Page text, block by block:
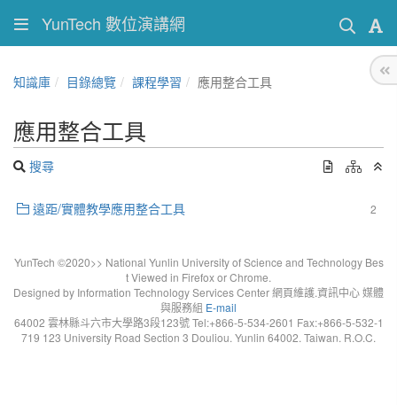
YunTech 數位演講網
知識庫 目錄總覽 課程學習 應用整合工具
應用整合工具
搜尋
2
遠距/實體教學應用整合工具
YunTech ©2020>> National Yunlin University of Science and Technology Bes
t Viewed in Firefox or Chrome.
Designed by Information Technology Services Center 網頁維護.資訊中心 媒體
與服務組 E-mail
64002 雲林縣斗六市大學路3段123號 Tel:+866-5-534-2601 Fax:+866-5-532-1
719 123 University Road Section 3 Douliou. Yunlin 64002. Taiwan. R.O.C.